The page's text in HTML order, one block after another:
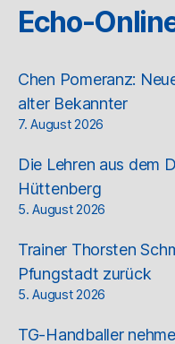
Echo-
Chen Pomeranz:
alter Bekannter
7. August 2026
Die Lehren aus dem
Hüttenberg
5. August 2026
Trainer Thorsten
Pfungstadt zurück
5. August 2026
TG-Handballer